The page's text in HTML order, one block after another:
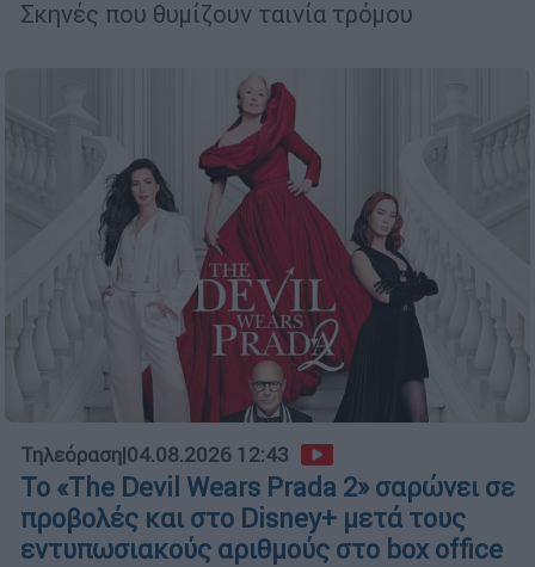
Σκηνές που θυμίζουν ταινία τρόμου
Τηλεόραση|04.08.2026 12:43
Το «The Devil Wears Prada 2» σαρώνει σε
προβολές και στο Disney+ μετά τους
εντυπωσιακούς αριθμούς στο box office